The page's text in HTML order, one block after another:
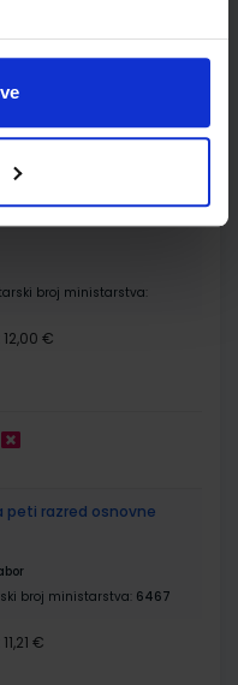
13,60 €
i razumijevanje
broj ministarstva:
12,00 €
peti razred osnovne
broj ministarstva: 6467
11,21 €